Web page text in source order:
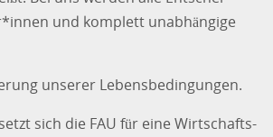
und komplett unabhängige
unserer Lebensbedingungen.
sich die FAU für eine Wirtschafts-